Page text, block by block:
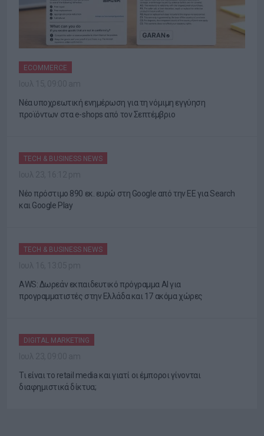
ECOMMERCE
Νέα υποχρεωτική ενημέρωση για τη νόμιμη εγγύηση
προϊόντων στα e-shops από τον Σεπτέμβριο
TECH & BUSINESS NEWS
Νέο πρόστιμο 890 εκ. ευρώ στη Google από την ΕΕ για Search
και Google Play
TECH & BUSINESS NEWS
AWS: Δωρεάν εκπαιδευτικό πρόγραμμα AI για
προγραμματιστές στην Ελλάδα και 17 ακόμα χώρες
DIGITAL MARKETING
Τι είναι το retail media και γιατί οι έμποροι γίνονται
διαφημιστικά δίκτυα;